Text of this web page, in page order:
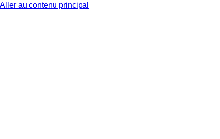
Aller au contenu principal